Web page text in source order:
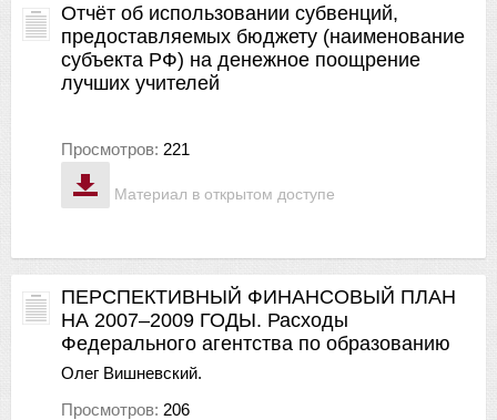
Материал в открытом доступе
Отчёт об использовании субвенций,
предоставляемых бюджету (наименование
субъекта РФ) на денежное поощрение
лучших учителей
Просмотров: 221
ПЕРСПЕКТИВНЫЙ ФИНАНСОВЫЙ ПЛАН
НА 2007–2009 ГОДЫ. Расходы
Федерального агентства по образованию
Олег Вишневский.
Просмотров: 206